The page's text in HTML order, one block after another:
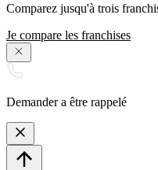
Comparez jusqu'à trois
Je compare les franchises
Demander a être rappelé